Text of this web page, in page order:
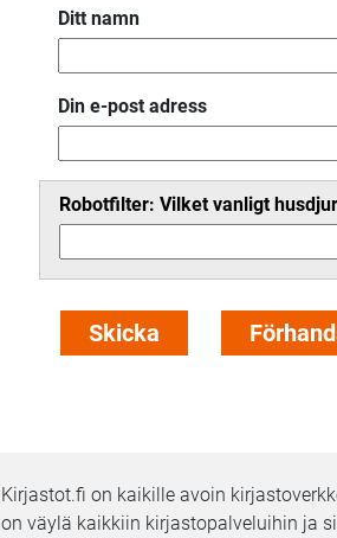
Ditt namn
Din e-post adress
Robotfilter: Vilket vanligt
Kirjastot.fi on kaikille avoin
on väylä kaikkiin kirjastopalveluihin ja